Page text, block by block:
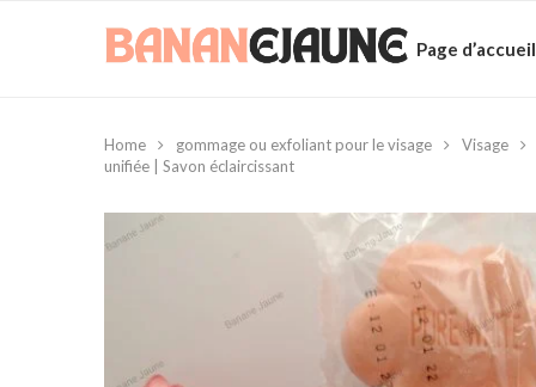
Page d’accueil
Home gommage ou exfoliant pour le visage Visage
unifiée | Savon éclaircissant